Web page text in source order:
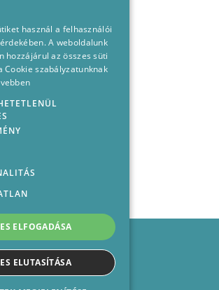
Impresszum
Médiajánlat
Felhasználási feltételek
használ a felhasználói
A weboldalunk
hozzájárul az összes süti
Cookie szabályzatunknak
ELFOGADÁSA
ELUTASÍTÁSA